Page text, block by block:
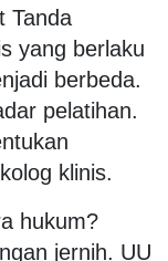
Tanda
yang berlaku
berbeda.
pelatihan.
klinis.
hukum?
jernih. UU